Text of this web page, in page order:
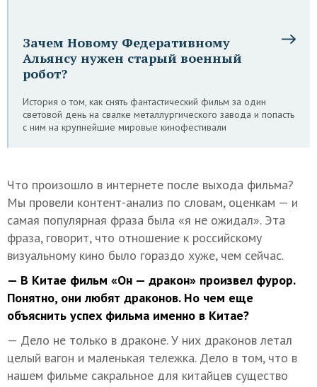
Зачем Новому Федеративному
Альянсу нужен старый военный
робот?
История о том, как снять фантастический фильм за один
световой день на свалке металлургического завода и попасть
с ним на крупнейшие мировые кинофестивали
Что произошло в интернете после выхода фильма?
Мы провели контент-анализ по словам, оценкам — и
самая популярная фраза была «я не ожидал». Эта
фраза, говорит, что отношение к российскому
визуальному кино было гораздо хуже, чем сейчас.
— В Китае фильм «Он — дракон» произвел фурор.
Понятно, они любят драконов. Но чем еще
объяснить успех фильма именно в Китае?
— Дело не только в драконе. У них драконов летал
целый вагон и маленькая тележка. Дело в том, что в
нашем фильме сакральное для китайцев существо